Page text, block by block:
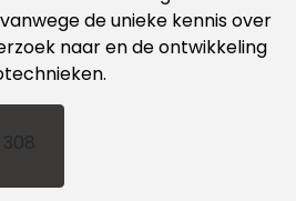
de unieke kennis over
naar en de ontwikkeling